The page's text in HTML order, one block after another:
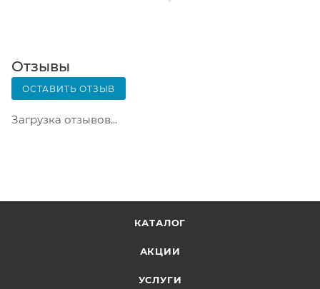
Вскрывать коробку самостоятельно вы можете
только после оплаты заказа. Один заказ может
содержать не больше 10 позиций и его стоимость
не должна превышать 100 000 р.
Отзывы
ОСТАВИТЬ ОТЗЫВ
Загрузка отзывов...
КАТАЛОГ
АКЦИИ
УСЛУГИ